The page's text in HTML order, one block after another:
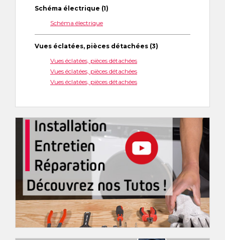
Schéma électrique (1)
Schéma électrique
Vues éclatées, pièces détachées (3)
Vues éclatées, pièces détachées
Vues éclatées, pièces détachées
Vues éclatées, pièces détachées